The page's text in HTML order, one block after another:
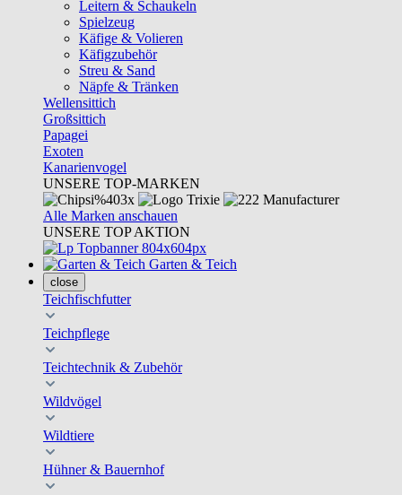
Leitern & Schaukeln
Spielzeug
Käfige & Volieren
Käfigzubehör
Streu & Sand
Näpfe & Tränken
Wellensittich
Großsittich
Papagei
Exoten
Kanarienvogel
UNSERE TOP-MARKEN
Alle Marken anschauen
UNSERE TOP AKTION
Garten & Teich
close
Teichfischfutter
Teichpflege
Teichtechnik & Zubehör
Wildvögel
Wildtiere
Hühner & Bauernhof